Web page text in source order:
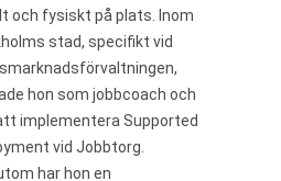
och fysiskt på plats. Inom
stad, specifikt vid
hon som jobbcoach och
implementera Supported
vid Jobbtorg.
har hon en